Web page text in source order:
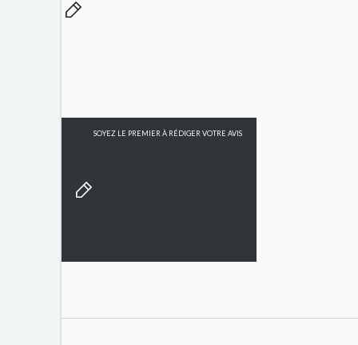
SOYEZ LE PREMIER À RÉDIGER VOTRE AVIS